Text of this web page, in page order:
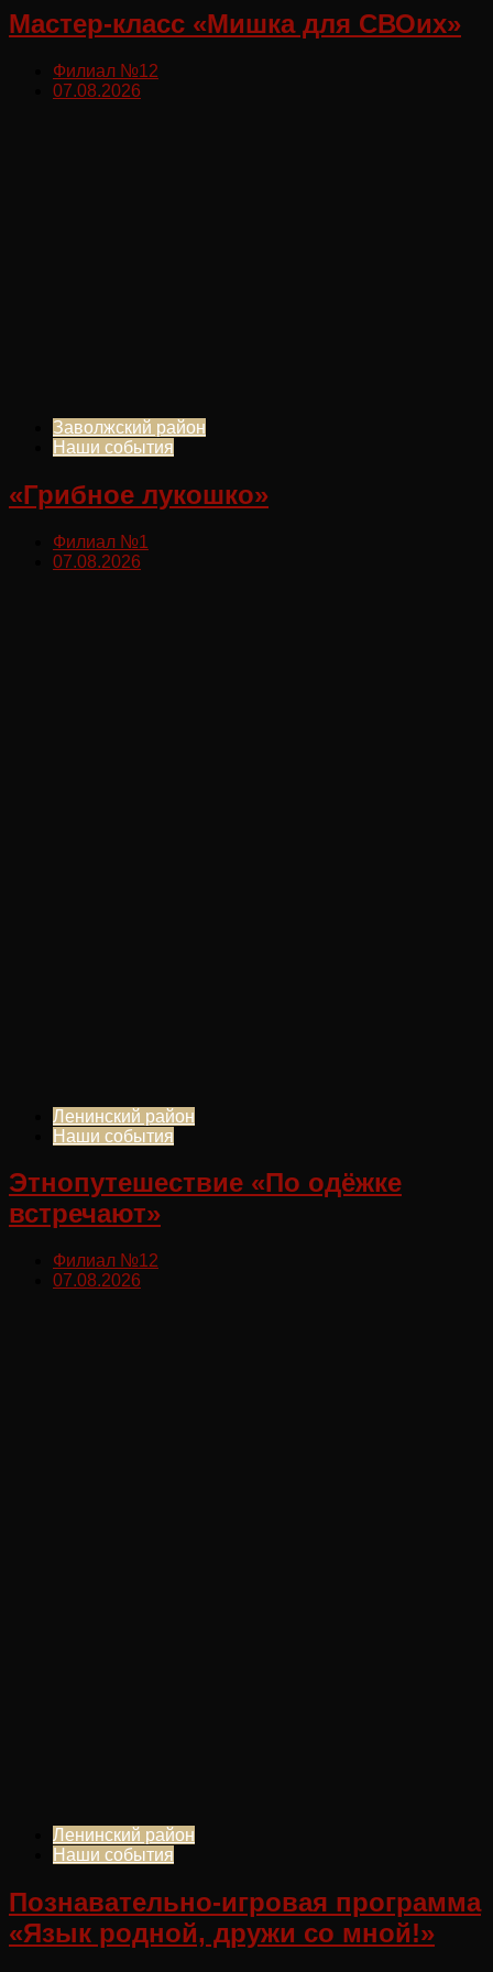
Мастер-класс «Мишка для СВОих»
Филиал №12
07.08.2026
Заволжский район
Наши события
«Грибное лукошко»
Филиал №1
07.08.2026
Ленинский район
Наши события
Этнопутешествие «По одёжке
встречают»
Филиал №12
07.08.2026
Ленинский район
Наши события
Познавательно-игровая программа
«Язык родной, дружи со мной!»